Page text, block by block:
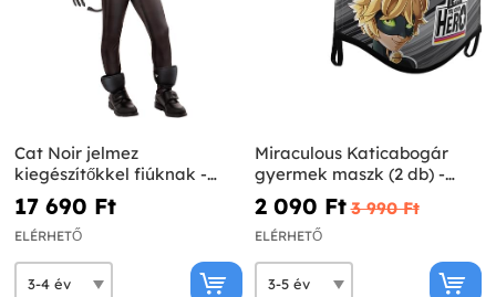
Cat Noir jelmez
kiegészítőkkel fiúknak -
Ladybug
17 690 Ft‎
ELÉRHETŐ
Miraculous Katicabogár
gyermek maszk (2 db) -
Miraculous Katica
2 090 Ft‎ 3 990 Ft‎
ELÉRHETŐ